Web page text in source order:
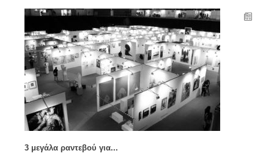
3 μεγάλα ραντεβού για...